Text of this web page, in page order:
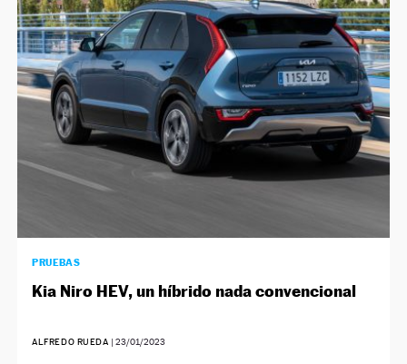
PRUEBAS
Kia Niro HEV, un híbrido nada convencional
ALFREDO RUEDA | 23/01/2023